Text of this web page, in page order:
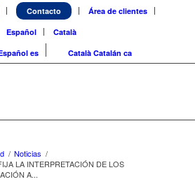
Contacto
Área de clientes
Español
Català
es Català Catalán ca
/ Noticias /
LA INTERPRETACIÓN DE LOS
A...